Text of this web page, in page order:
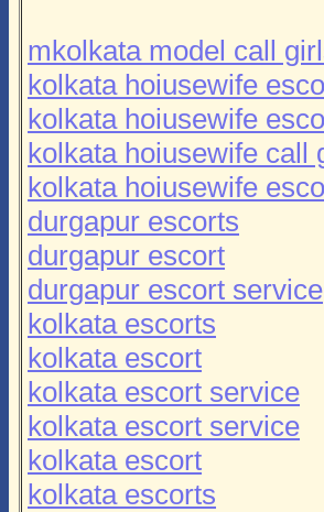
mkolkata model call
kolkata hoiusewife
kolkata hoiusewife
kolkata hoiusewife call
kolkata hoiusewife
durgapur escorts
durgapur escort
durgapur escort service
kolkata escorts
kolkata escort
kolkata escort service
kolkata escort service
kolkata escort
kolkata escorts